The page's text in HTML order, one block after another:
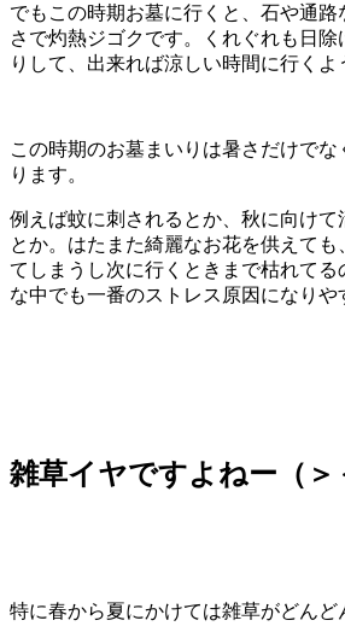
でもこの時期お墓に行くと、石や通
さで灼熱ジゴクです。くれぐれも日
りして、出来れば涼しい時間に行くよ
この時期のお墓まいりは暑さだけで
ります。
例えば蚊に刺されるとか、秋に向けて
とか。はたまた綺麗なお花を供えて
てしまうし次に行くときまで枯れてる
な中でも一番のストレス原因になりや
雑草イヤですよねー（＞
特に春から夏にかけては雑草がどんど